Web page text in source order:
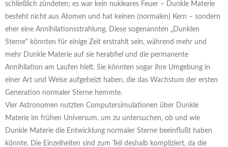
schließlich zündeten; es war kein nukleares Feuer – Dunkle Materie
besteht nicht aus Atomen und hat keinen (normalen) Kern – sondern
eher eine Annihilationsstrahlung. Diese sogenannten „Dunklen
Sterne“ könnten für einige Zeit erstrahlt sein, während mehr und
mehr Dunkle Materie auf sie herabfiel und die permanente
Annihilation am Laufen hielt. Sie könnten sogar ihre Umgebung in
einer Art und Weise aufgeheizt haben, die das Wachstum der ersten
Generation normaler Sterne hemmte.
Vier Astronomen nutzten Computersimulationen über Dunkle
Materie im frühen Universum, um zu untersuchen, ob und wie
Dunkle Materie die Entwicklung normaler Sterne beeinflußt haben
könnte. Die Einzelheiten sind zum Teil deshalb kompliziert, da die